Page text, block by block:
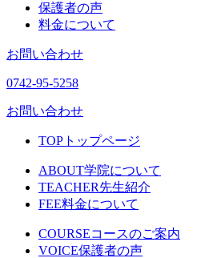
保護者の声
料金について
お問い合わせ
0742-95-5258
お問い合わせ
TOP トップページ
ABOUT学院について
TEACHER先生紹介
FEE料金について
COURSEコースのご案内
VOICE保護者の声